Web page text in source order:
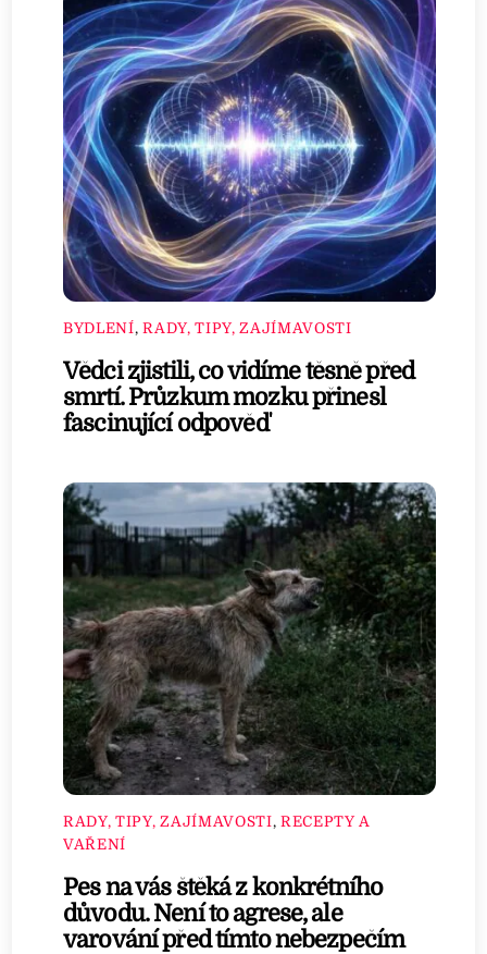
BYDLENÍ,RADY, TIPY, ZAJÍMAVOSTI
Vědci zjistili, co vidíme těsně před
smrtí. Průzkum mozku přinesl
fascinující odpověď
RADY, TIPY, ZAJÍMAVOSTI, RECEPTY A
VAŘENÍ
Pes na vás štěká z konkrétního
důvodu. Není to agrese, ale
varování před tímto nebezpečím